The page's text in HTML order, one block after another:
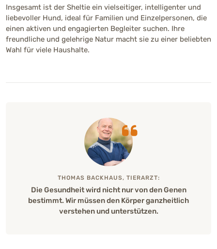
33 - 41 cm (Hündin)
Gewicht
6 - 12 kg (Rüde)
Rassetypisch können Hüftdysplasie,
Augenkrankheiten sowie der MDR1-Gendefekt
können vorkommen. Regelmäßige Vorsorge
und verantwortungsvolle Zucht gelten als
wichtig.
Insgesamt ist der Sheltie ein vielseitiger, intelligenter und
liebevoller Hund, ideal für Familien und Einzelpersonen, die
einen aktiven und engagierten Begleiter suchen. Ihre
freundliche und gelehrige Natur macht sie zu einer beliebten
Wahl für viele Haushalte.
THOMAS BACKHAUS, TIERARZT:
Die Gesundheit wird nicht nur von den Genen
bestimmt. Wir müssen den Körper ganzheitlich
verstehen und unterstützen.